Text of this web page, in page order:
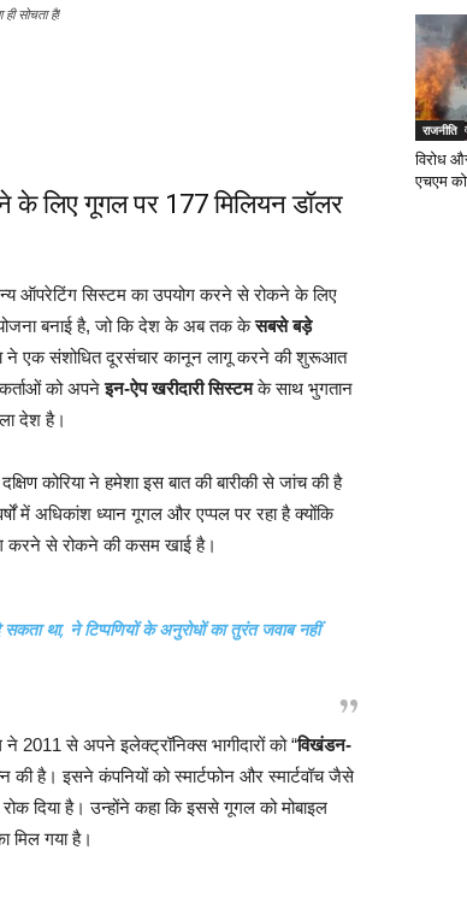
ही सोचता है!
के लिए गूगल पर 177 मिलियन डॉलर
ऑपरेटिंग सिस्टम का उपयोग करने से रोकने के लिए
योजना बनाई है, जो कि देश के अब तक केसबसे बड़े
ने एक संशोधित दूरसंचार कानून लागू करने की शुरूआत
को अपनेइन-ऐप खरीदारी सिस्टमके साथ भुगतान
देश है।
कोरिया ने हमेशा इस बात की बारीकी से जांच की है
में अधिकांश ध्यान गूगल और एप्पल पर रहा है क्योंकि
करने से रोकने की कसम खाई है।
था, ने टिप्पणियों के अनुरोधों का तुरंत जवाब नहीं
2011 से अपने इलेक्ट्रॉनिक्स भागीदारों को “विखंडन-
की है। इसने कंपनियों को स्मार्टफोन और स्मार्टवॉच जैसे
दिया है। उन्होंने कहा कि इससे गूगल को मोबाइल
मिल गया है।
राजनीति
विरोध
एचएम